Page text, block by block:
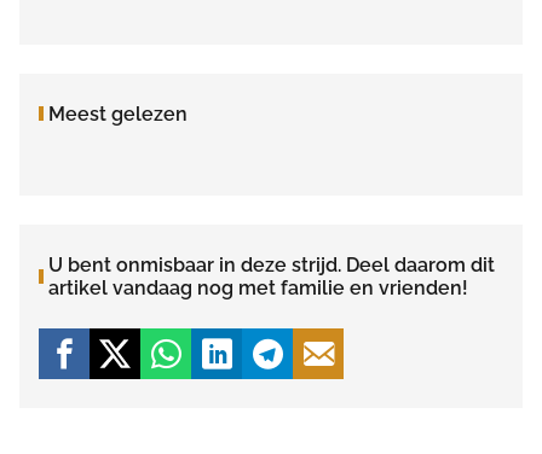
Meest gelezen
U bent onmisbaar in deze strijd. Deel daarom dit
artikel vandaag nog met familie en vrienden!